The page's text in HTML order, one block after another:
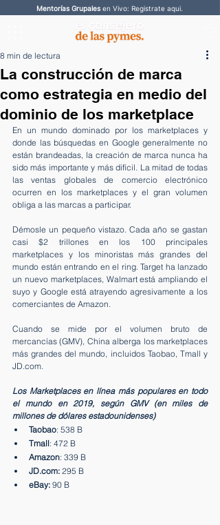
Mentorías Grupales en Vivo: Registrate aqui.
La construcción de marca
como estrategia en medio del
dominio de los marketplace
8 min de lectura
En un mundo dominado por los marketplaces y
donde las búsquedas en Google generalmente no
están brandeadas, la creación de marca nunca ha
sido más importante y más difícil. La mitad de todas
las ventas globales de comercio electrónico
ocurren en los marketplaces y el gran volumen
obliga a las marcas a participar.
Démosle un pequeño vistazo. Cada año se gastan
casi $2 trillones en los 100 principales
marketplaces y los minoristas más grandes del
mundo están entrando en el ring. Target ha lanzado
un nuevo marketplaces, Walmart está ampliando el
suyo y Google está atrayendo agresivamente a los
comerciantes de Amazon.
Cuando se mide por el volumen bruto de
mercancías (GMV), China alberga los marketplaces
más grandes del mundo, incluidos Taobao, Tmall y
JD.com.
Los Marketplaces en línea más populares en todo
el mundo en 2019, según GMV (en miles de
millones de dólares estadounidenses)
Taobao: 538 B
Tmall: 472 B
Amazon: 339 B
JD.com: 295 B
eBay: 90 B